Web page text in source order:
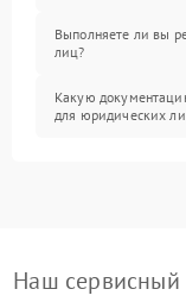
Выполняете ли вы
лиц?
Какую
для юридических
Наш сервисный